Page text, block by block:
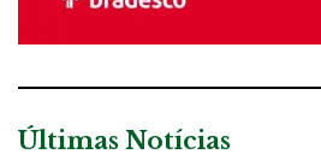
Últimas Notícias